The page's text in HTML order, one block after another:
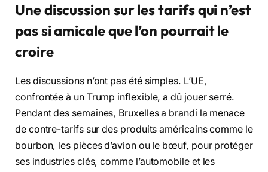
Une discussion sur les tarifs qui n’est
pas si amicale que l’on pourrait le
croire
Les discussions n’ont pas été simples. L’UE,
confrontée à un Trump inflexible, a dû jouer serré.
Pendant des semaines, Bruxelles a brandi la menace
de contre-tarifs sur des produits américains comme le
bourbon, les pièces d’avion ou le bœuf, pour protéger
ses industries clés, comme l’automobile et les